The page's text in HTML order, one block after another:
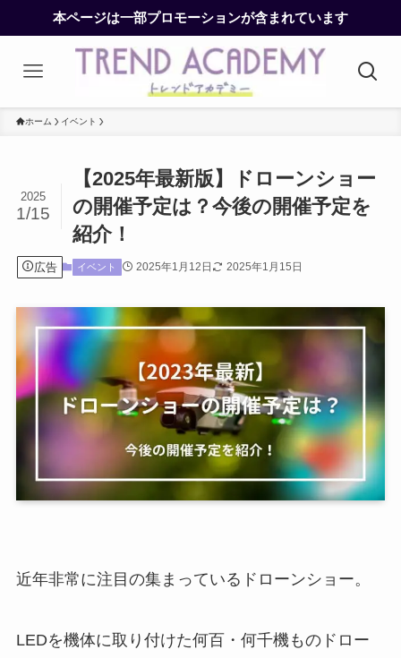
本ページは一部プロモーションが含まれています
ホーム イベント
【2025年最新版】ドローンショー
の開催予定は？今後の開催予定を
紹介！
2025
1/15
広告 イベント 2025年1月12日 2025年1月15日
近年非常に注目の集まっているドローンショー。
LEDを機体に取り付けた何百・何千機ものドロー